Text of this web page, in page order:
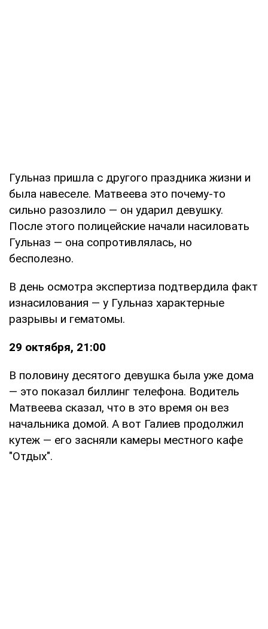
Гульназ пришла с другого праздника жизни и
была навеселе. Матвеева это почему-то
сильно разозлило — он ударил девушку.
После этого полицейские начали насиловать
Гульназ — она сопротивлялась, но
бесполезно.
В день осмотра экспертиза подтвердила факт
изнасилования — у Гульназ характерные
разрывы и гематомы.
29 октября, 21:00
В половину десятого девушка была уже дома
— это показал биллинг телефона. Водитель
Матвеева сказал, что в это время он вез
начальника домой. А вот Галиев продолжил
кутеж — его засняли камеры местного кафе
"Отдых".